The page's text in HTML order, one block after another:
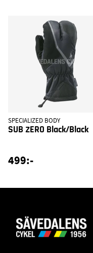
SPECIALIZED BODY
SUB ZERO Black/Black
499:-